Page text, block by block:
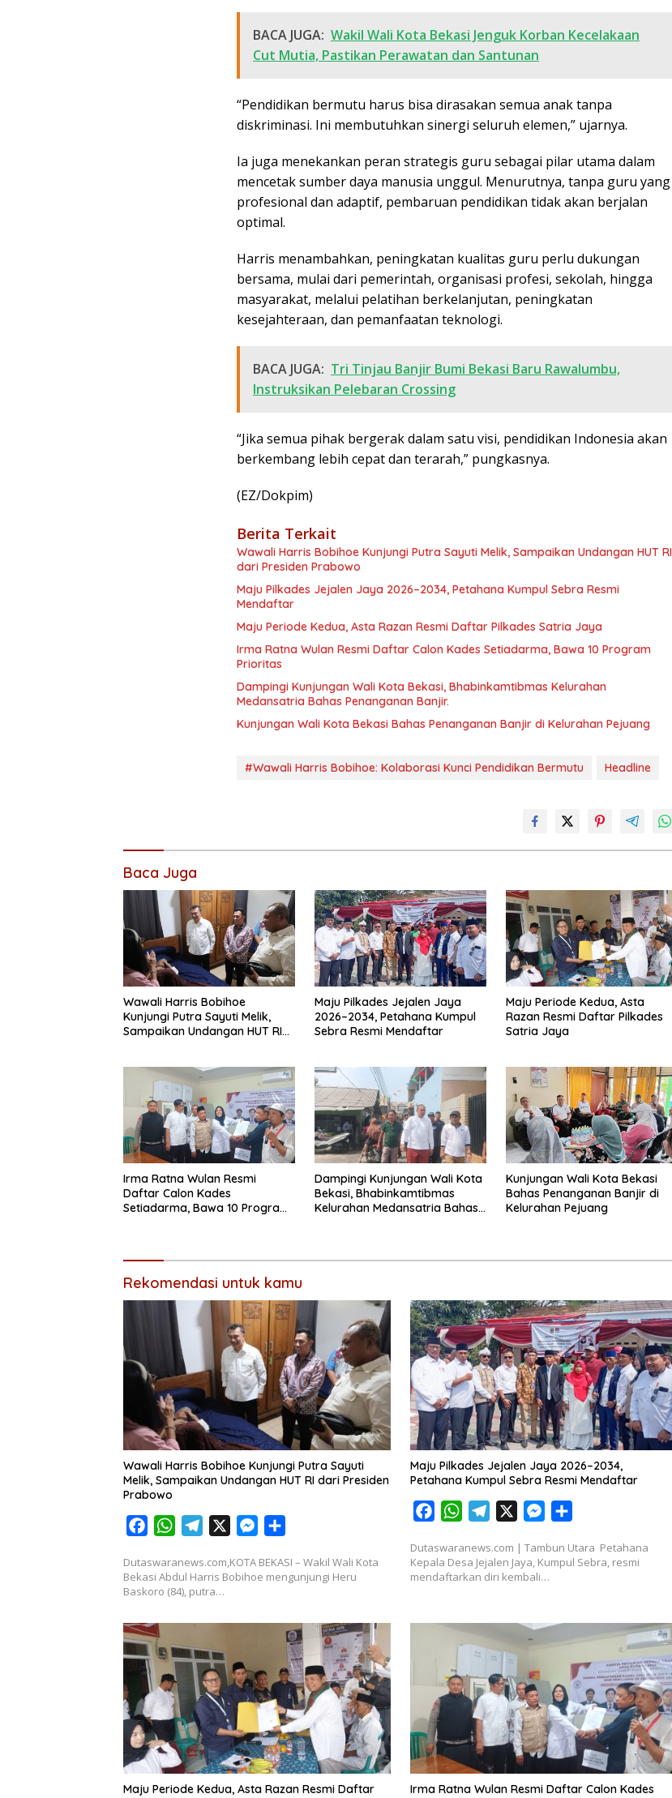
BACA JUGA: Wakil Wali Kota Bekasi Jenguk Korban Kecelakaan
Cut Mutia, Pastikan Perawatan dan Santunan
“Pendidikan bermutu harus bisa dirasakan semua anak tanpa
diskriminasi. Ini membutuhkan sinergi seluruh elemen,” ujarnya.
Ia juga menekankan peran strategis guru sebagai pilar utama dalam
mencetak sumber daya manusia unggul. Menurutnya, tanpa guru yang
profesional dan adaptif, pembaruan pendidikan tidak akan berjalan
optimal.
Harris menambahkan, peningkatan kualitas guru perlu dukungan
bersama, mulai dari pemerintah, organisasi profesi, sekolah, hingga
masyarakat, melalui pelatihan berkelanjutan, peningkatan
kesejahteraan, dan pemanfaatan teknologi.
BACA JUGA: Tri Tinjau Banjir Bumi Bekasi Baru Rawalumbu,
Instruksikan Pelebaran Crossing
“Jika semua pihak bergerak dalam satu visi, pendidikan Indonesia akan
berkembang lebih cepat dan terarah,” pungkasnya.
(EZ/Dokpim)
Berita Terkait
Wawali Harris Bobihoe Kunjungi Putra Sayuti Melik, Sampaikan Undangan HUT RI
dari Presiden Prabowo
Maju Pilkades Jejalen Jaya 2026–2034, Petahana Kumpul Sebra Resmi
Mendaftar
Maju Periode Kedua, Asta Razan Resmi Daftar Pilkades Satria Jaya
Irma Ratna Wulan Resmi Daftar Calon Kades Setiadarma, Bawa 10 Program
Prioritas
Dampingi Kunjungan Wali Kota Bekasi, Bhabinkamtibmas Kelurahan
Medansatria Bahas Penanganan Banjir.
Kunjungan Wali Kota Bekasi Bahas Penanganan Banjir di Kelurahan Pejuang
#Wawali Harris Bobihoe: Kolaborasi Kunci Pendidikan Bermutu Headline
Baca Juga
Wawali Harris Bobihoe
Kunjungi Putra Sayuti Melik,
Sampaikan Undangan HUT RI
Maju Pilkades Jejalen Jaya
2026–2034, Petahana Kumpul
Sebra Resmi Mendaftar
Maju Periode Kedua, Asta
Razan Resmi Daftar Pilkades
Satria Jaya
Irma Ratna Wulan Resmi
Daftar Calon Kades
Setiadarma, Bawa 10 Program
Dampingi Kunjungan Wali Kota
Bekasi, Bhabinkamtibmas
Kelurahan Medansatria Bahas
Kunjungan Wali Kota Bekasi
Bahas Penanganan Banjir di
Kelurahan Pejuang
Rekomendasi untuk kamu
Wawali Harris Bobihoe Kunjungi Putra Sayuti
Melik, Sampaikan Undangan HUT RI dari Presiden
Prabowo
c
e
o
o
k
W
a
t
p
p
l
e
a
m
M
s
e
r
a
r
Dutaswaranews.com,KOTA BEKASI – Wakil Wali Kota
Bekasi Abdul Harris Bobihoe mengunjungi Heru
Baskoro (84), putra…
Maju Pilkades Jejalen Jaya 2026–2034,
Petahana Kumpul Sebra Resmi Mendaftar
c
e
W
a
t
l
e
m
M
s
r
a
Dutaswaranews.com | Tambun Utara Petahana
Kepala Desa Jejalen Jaya, Kumpul Sebra, resmi
mendaftarkan diri kembali…
Maju Periode Kedua, Asta Razan Resmi Daftar
Irma Ratna Wulan Resmi Daftar Calon Kades